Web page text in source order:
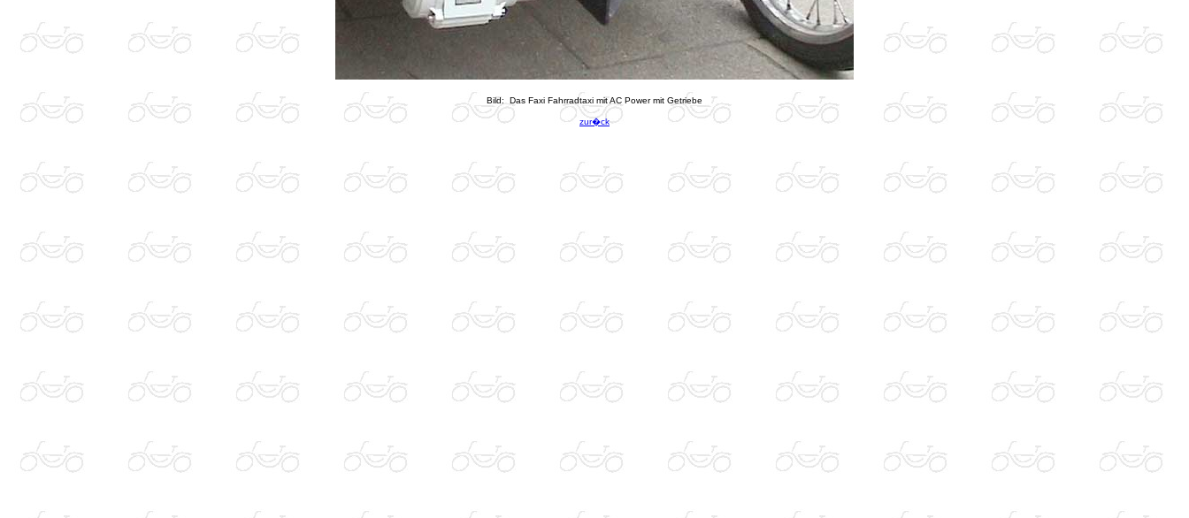
Bild: Das Faxi Fahrradtaxi mit AC Power mit Getriebe
zur�ck